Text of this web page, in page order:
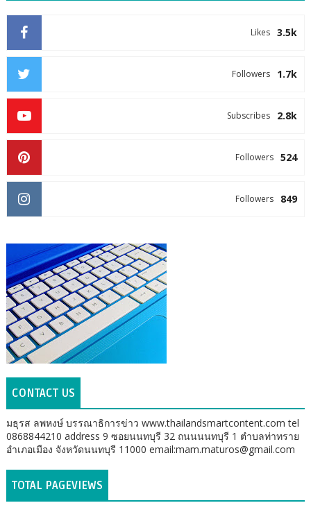
3.5k
Likes
1.7k
Followers
2.8k
Subscribes
524
Followers
849
Followers
CONTACT US
มธุรส ลพหงษ์ บรรณาธิการข่าว www.thailandsmartcontent.com tel
0868844210 address 9 ซอยนนทบุรี 32 ถนนนนทบุรี 1 ตำบลท่าทราย
อำเภอเมือง จังหวัดนนทบุรี 11000 email:mam.maturos@gmail.com
TOTAL PAGEVIEWS